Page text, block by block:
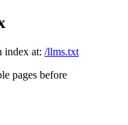
index at: /llms.txt
pages before